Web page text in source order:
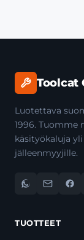
Toolcat
Luotettava
1996. Tuomme
käsityökaluja
jälleenmyyjille.
TUOTTEET